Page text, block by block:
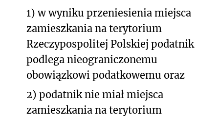
1) w wyniku przeniesienia miejsca
zamieszkania na terytorium
Rzeczypospolitej Polskiej podatnik
podlega nieograniczonemu
obowiązkowi podatkowemu oraz
2) podatnik nie miał miejsca
zamieszkania na terytorium